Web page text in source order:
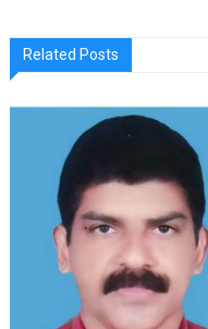
Related Posts